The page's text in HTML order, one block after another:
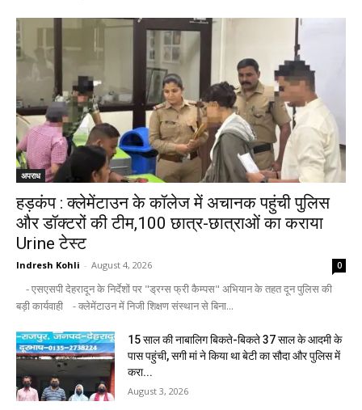
अपराध
हड़कंप : क्लेमेंटाउन के कॉलेज में अचानक पहुंची पुलिस
और डॉक्टरों की टीम,100 छात्र-छात्राओं का कराया
Urine टेस्ट
Indresh Kohli - August 4, 2026 0
- एसएसपी देहरादून के निर्देशों पर "ड्रग्स फ्री कैम्पस" अभियान के तहत दून पुलिस की
बड़ी कार्यवाही - क्लेमेंटाउन में निजी शिक्षण संस्थान से बिना...
15 साल की नाबालिग बिकते-बिकते 37 साल के आदमी के
पास पहुंची, सगी मां ने किया था बेटी का सौदा और पुलिस में
करा...
August 3, 2026